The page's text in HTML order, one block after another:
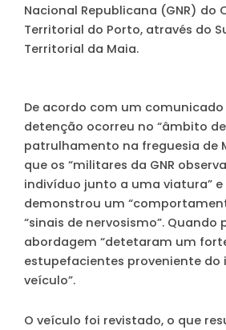
Nacional Republicana (GNR) do
Territorial do Porto, através do
Territorial da Maia.
De acordo com um comunicado
detenção ocorreu no “âmbito
patrulhamento na freguesia de
que os “militares da GNR
indivíduo junto a uma viatura” e
demonstrou um
“sinais de nervosismo”. Quando
abordagem “detetaram um
estupefacientes proveniente do
veículo”.
O veículo foi revistado, o que